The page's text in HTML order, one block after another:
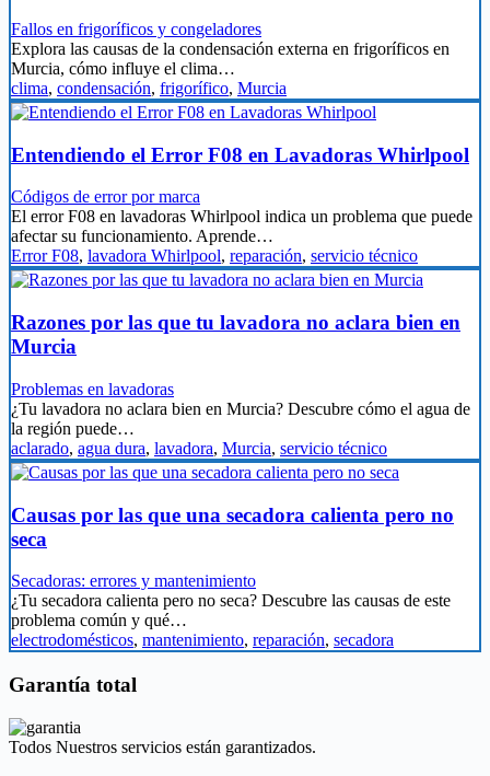
Fallos en frigoríficos y congeladores
Explora las causas de la condensación externa en frigoríficos en
Murcia, cómo influye el clima…
clima, condensación, frigorífico, Murcia
Entendiendo el Error F08 en Lavadoras Whirlpool
Códigos de error por marca
El error F08 en lavadoras Whirlpool indica un problema que puede
afectar su funcionamiento. Aprende…
Error F08, lavadora Whirlpool, reparación, servicio técnico
Razones por las que tu lavadora no aclara bien en
Murcia
Problemas en lavadoras
¿Tu lavadora no aclara bien en Murcia? Descubre cómo el agua de
la región puede…
aclarado, agua dura, lavadora, Murcia, servicio técnico
Causas por las que una secadora calienta pero no
seca
Secadoras: errores y mantenimiento
¿Tu secadora calienta pero no seca? Descubre las causas de este
problema común y qué…
electrodomésticos, mantenimiento, reparación, secadora
Garantía total
Todos Nuestros servicios están garantizados.